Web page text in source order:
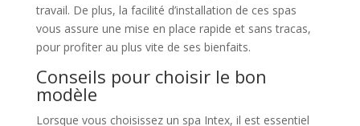
travail. De plus, la facilité d’installation de ces spas
vous assure une mise en place rapide et sans tracas,
pour profiter au plus vite de ses bienfaits.
Conseils pour choisir le bon
modèle
Lorsque vous choisissez un spa Intex, il est essentiel